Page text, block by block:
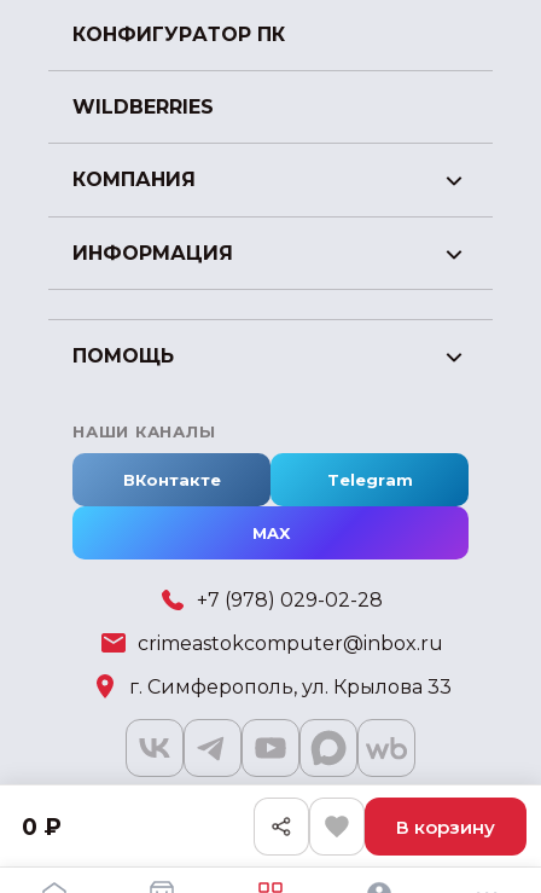
0 ₽ В корзину
КОНФИГУРАТОР ПК
WILDBERRIES
КОМПАНИЯ
ИНФОРМАЦИЯ
ПОМОЩЬ
НАШИ КАНАЛЫ
ВКонтакте Telegram
MAX
+7 (978) 029-02-28
crimeastokcomputer@inbox.ru
г. Симферополь, ул. Крылова 33
2018 - 2026 © KSKSHOP.RU